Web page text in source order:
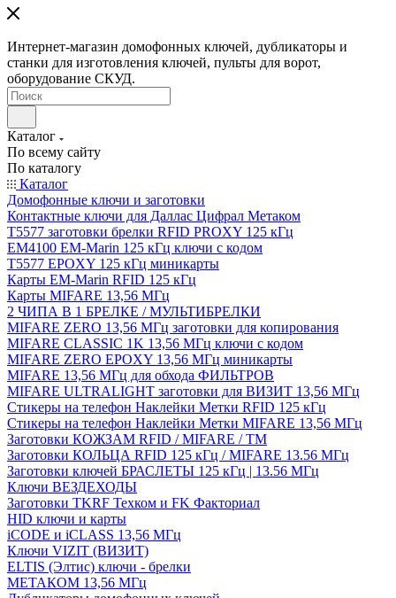
Интернет-магазин домофонных ключей, дубликаторы и
станки для изготовления ключей, пульты для ворот,
оборудование СКУД.
Каталог
По всему сайту
По каталогу
Каталог
Домофонные ключи и заготовки
Контактные ключи для Даллас Цифрал Метаком
T5577 заготовки брелки RFID PROXY 125 кГц
EM4100 EM-Marin 125 кГц ключи с кодом
T5577 EPOXY 125 кГц миникарты
Карты EM-Marin RFID 125 кГц
Карты MIFARE 13,56 МГц
2 ЧИПА В 1 БРЕЛКЕ / МУЛЬТИБРЕЛКИ
MIFARE ZERO 13,56 МГц заготовки для копирования
MIFARE CLASSIC 1K 13,56 МГц ключи с кодом
MIFARE ZERO EPOXY 13,56 МГц миникарты
MIFARE 13,56 МГц для обхода ФИЛЬТРОВ
MIFARE ULTRALIGHT заготовки для ВИЗИТ 13,56 МГц
Стикеры на телефон Наклейки Метки RFID 125 кГц
Стикеры на телефон Наклейки Метки MIFARE 13,56 МГц
Заготовки КОЖЗАМ RFID / MIFARE / TM
Заготовки КОЛЬЦА RFID 125 кГц / MIFARE 13.56 МГц
Заготовки ключей БРАСЛЕТЫ 125 кГц | 13.56 МГц
Ключи ВЕЗДЕХОДЫ
Заготовки TKRF Техком и FK Факториал
HID ключи и карты
iCODE и iCLASS 13,56 МГц
Ключи VIZIT (ВИЗИТ)
ELTIS (Элтис) ключи - брелки
МЕТАКОМ 13,56 МГц